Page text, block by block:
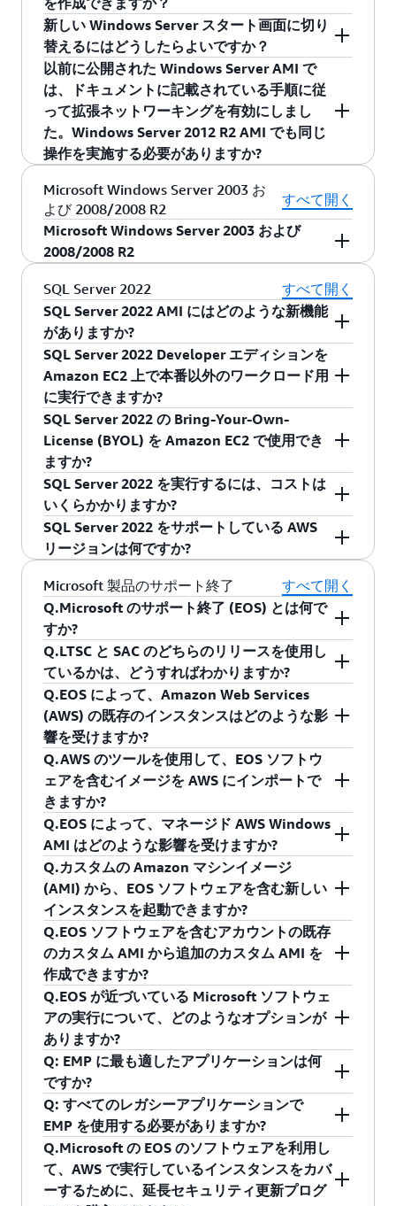
ケーションをデプロイして実行できます。
Standard、Web の各エディション) です。
などのファイル共有ワークロード用に設計され
ています。SQL Server などの Windows アプリケ
ーションでサポートされるのは NTFS であり、
ReFS ボリュームにはインストールされません。
はい。EBS ボリュームはストレージプールのセ
ットアップに使用できます。ボリュームは、ア
プリケーションに応じて、NTFS または ReFS と
してフォーマットできます*。
新しい Windows Server スタート画面に切り
替えるにはどうしたらよいですか？
マウスを左下に移動し、スタート画面を待って
から、スタート画面に切り替えます。
以前に公開された Windows Server AMI で
は、ドキュメントに記載されている手順に従
って拡張ネットワーキングを有効にしまし
た。Windows Server 2012 R2 AMI でも同じ
操作を実施する必要がありますか?
いいえ。ドキュメントで拡張ネットワークを有
効にする手順を実行した場合は、新しい
Windows Server 2012 R2 AMI に対してその操作
を実行する必要はありません。AMI は R3、C3、
ワーキングに組み込みサポートを提供します。
Microsoft Windows Server 2003 お
よび 2008/2008 R2
すべて開く
Microsoft Windows Server 2003 および
2008/2008 R2
Windows Server 2003、2008、および 2008 R2
のサポートは終了しました。AWS では Windows
Server 2003 (2019 年 7 月 1 日発効)、2008、お
よび 2008 R2 (2020 年 1 月 14 日発効) の AMI は
発行されなくなりました。カスタム AMI や既存
のインスタンスをお使いのお客様は、引き続い
てこれらを AWS でお使いいただけます。AWS で
は、これらの AMI とバージョンを AWS で実行す
る機能を削除する予定はありません。Server
2003 や Microsoft によるサポートが終了してい
る他の Microsoft 製品についての詳細は、
サポー
ト終了に関するメッセージをご覧ください。
SQL Server 2022
すべて開く
SQL Server 2022 AMI にはどのような新機能
がありますか?
Amazon EC2 は、SQL Server 2022 で新しいマネ
ージド AMI を追加します。これらの AMI を使用
すると、EC2 上で SQL Server 2022 を簡単に起
動し、完全準拠の SQL Server ライセンスを従量
課金モデルで利用することができます。EC2 上
で SQL Server 2022 を起動することで、シンプ
ルな T-SQL BACKUP コマンドによる S3 への SQL
Server バックアップを簡素化することができま
す。さらに、すべての SQL Server AMI には、
AWS Tools for Windows PowerShell、AWS
Systems Manager、AWS CloudFormation などの
プレインストールされたソフトウェアに加え
て、管理を容易にするさまざまなネットワーク
およびストレージドライバーが搭載されていま
す。新しい AMI は、EC2 上の Windows Server お
よび Linux の両方で利用できます。
SQL Server 2022 Developer エディションを
Amazon EC2 上で本番以外のワークロード用
に実行できますか?
はい。
Microsoft のウェブサイトから無料の SQL
Server 2022 Developer エディションをダウンロ
ードし、本番以外のワークロード用の EC2 イン
スタンスにインストールすることができます。
SQL Server 2022 の Bring-Your-Own-
License (BYOL) を Amazon EC2 で使用でき
ますか?
はい。ソフトウェアアシュアランスをお持ちの
お客様は、これまでと同様にライセンスの持ち
込みが可能です。
SQL Server 2022 を実行するには、コストは
いくらかかりますか?
Windows Server と Linux で新しい SQL Server
2022 を搭載した EC2 インスタンスは、標準の
EC2 料金で課金されます。料金は
AWS 料金見積
りツールまたはAmazon EC2 の料金 ページで確
認することができます。
SQL Server 2022 をサポートしている AWS
リージョンは何ですか?
Windows Server 2022 はすべてのパブリックと
米国 GovCloud の AWS リージョンで使用できま
す。
Microsoft 製品のサポート終了
すべて開く
Q.Microsoft のサポート終了 (EOS) とは何で
すか?
Microsoft によると、製品のサポートが終了する
か、サービスが廃止されると、新しいセキュリ
ティアップデート、セキュリティ以外のアップ
デート、または支援サポートは提供されなくな
ります。
Microsoft の長期サービスチャネル (LTSC) ライフ
サイクルポリシーでは、ビジネス向け製品とデ
ベロッパー向け製品 (SQL Server や Windows
Server など) において、10 年間のサポート (5 年
間のメインストリームサポートと 5 年間の延長
サポート) を提供しています。ポリシーに基づい
て、延長サポート期間の終了後はパッチやセキ
ュリティ更新は提供されません。
Microsoft の半期チャネル (SAC) ライフサイクル
ポリシーでは、公開日から 18 か月間のサポート
を提供しています。これは、リリース日と同月
または翌月になる場合があります。ポリシーに
基づいて、サポート終了後のセキュリティ更新
は提供されません。
Q.LTSC と SAC のどちらのリリースを使用し
ているかは、どうすればわかりますか?
LTSC と SAC のリリースは、共通のビルド番号を
共有することがありますが、Windows 製品名で
区別できます。LTSC リリースは製品名にバージ
ョンが含まれますが (例: Windows Server 2019
Datacenter)、SAC リリースには含まれません
(例: Windows Server Datacenter)。以下の例の
Get-ComputerInfo コマンドレットを使用する
と、Windows 製品名が PowerShell によって返さ
れます。
Get-ComputerInfo -Property
WindowsProductName
AWS が提供するイメージは標準の命名規則に従
って、AMI の名前の Windows_Server-* の直後に
OS バージョンが続きます。LTSC のバージョン
は、リリース年の 4 桁で表します (例:
Windows_Server-2019-*)。SAC のバージョン
は、リリース年の下 2 桁と予定されたリリース
月の 2 桁を組み合わせて表します (例:
Windows_Server-1903-* (2019 年 3 月))。
Q.EOS によって、Amazon Web Services
(AWS) の既存のインスタンスはどのような影
響を受けますか?
既存のインスタンスへの直接的な影響はありま
せん。お客様はインスタンスの開始、実行、停
止を引き続き行うことができます。
お客様が延長のセキュリティ更新プログラムを
購入しない限り、EOS 対象の製品向けのパッチ
が Microsoft から提供されることはありません。
Q.AWS のツールを使用して、EOS ソフトウ
ェアを含むイメージを AWS にインポートで
きますか?
はい、引き続き、VM Import/Export (VMIE)、
Server Migration Service (SMS)、CloudEndure を
使用して、AWS にイメージをインポートするこ
とができます。
Q.EOS によって、マネージド AWS Windows
AMI はどのような影響を受けますか?
お客様のアカウントに登録された既存の AMI に
直接的な影響はありません。
AWS では、AWS マネジメントコンソール、クイ
ックスタート、AWS Marketplace において、EOS
対象のソフトウェアを含むマネージド AWS
Windows AMI の公開や配信を行いません。
EOS の影響を受けるマネージド AWS Windows
AMI に依存関係を持つお客様は、AWS アカウン
トでカスタム AMI を作成して新しいインスタン
スの作成を可能にするといったオプションを検
討する必要があります。カスタム AMI の作成に
関する詳細は こちら をご覧ください。
Q.カスタムの Amazon マシンイメージ
(AMI) から、EOS ソフトウェアを含む新しい
インスタンスを起動できますか?
はい。
Q.EOS ソフトウェアを含むアカウントの既存
のカスタム AMI から追加のカスタム AMI を
作成できますか?
はい。
Q.EOS が近づいている Microsoft ソフトウェ
アの実行について、どのようなオプションが
ありますか?
EC2 インスタンスで EOS 対象のソフトウェアを
実行している AWS のお客様には、複数のオプシ
ョンが用意されています。
EOS ソフトウェアの使用を継続する : お客様は、
EOS ソフトウェアの継続使用を選択できます。
既存のインスタンスやカスタム AMI には影響が
Q: EMP に最も適したアプリケーションは何
ですか?
レガシーバージョンの Windows に依存関係があ
り、新しいバージョンの Windows でサポートさ
れていないアプリケーションが主な EMP 候補で
す。EMP は、新しいバージョンの Windows で自
己完結型のセットアップとして実行できる EMP
Q: すべてのレガシーアプリケーションで
EMP を使用する必要がありますか?
一部のアプリケーションは、新しいバージョン
の Windows と互換性があります。このようなア
Q.Microsoft の EOS のソフトウェアを利用し
て、AWS で実行しているインスタンスをカバ
ーするために、延長セキュリティ更新プログ